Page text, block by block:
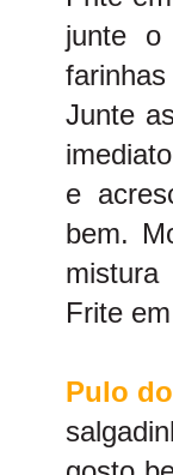
junte o
Junte
e
bem.
Frite
Pulo